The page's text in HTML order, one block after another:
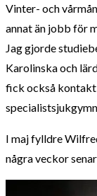
Vinter- och
annat än jobb för
Jag gjorde
Karolinska och
fick också kontakt
I maj fylldre
några veckor